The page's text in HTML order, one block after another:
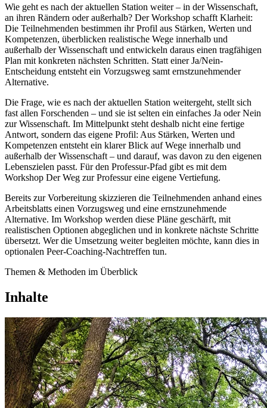
Wie geht es nach der aktuellen Station weiter – in der Wissenschaft,
an ihren Rändern oder außerhalb? Der Workshop schafft Klarheit:
Die Teilnehmenden bestimmen ihr Profil aus Stärken, Werten und
Kompetenzen, überblicken realistische Wege innerhalb und
außerhalb der Wissenschaft und entwickeln daraus einen tragfähigen
Plan mit konkreten nächsten Schritten. Statt einer Ja/Nein-
Entscheidung entsteht ein Vorzugsweg samt ernstzunehmender
Alternative.
Die Frage, wie es nach der aktuellen Station weitergeht, stellt sich
fast allen Forschenden – und sie ist selten ein einfaches Ja oder Nein
zur Wissenschaft. Im Mittelpunkt steht deshalb nicht eine fertige
Antwort, sondern das eigene Profil: Aus Stärken, Werten und
Kompetenzen entsteht ein klarer Blick auf Wege innerhalb und
außerhalb der Wissenschaft – und darauf, was davon zu den eigenen
Lebenszielen passt. Für den Professur-Pfad gibt es mit dem
Workshop Der Weg zur Professureine eigene Vertiefung.
Bereits zur Vorbereitung skizzieren die Teilnehmenden anhand eines
Arbeitsblatts einen Vorzugsweg und eine ernstzunehmende
Alternative. Im Workshop werden diese Pläne geschärft, mit
realistischen Optionen abgeglichen und in konkrete nächste Schritte
übersetzt. Wer die Umsetzung weiter begleiten möchte, kann dies in
optionalen Peer-Coaching-Nachtreffen tun.
Themen & Methoden im Überblick
Inhalte